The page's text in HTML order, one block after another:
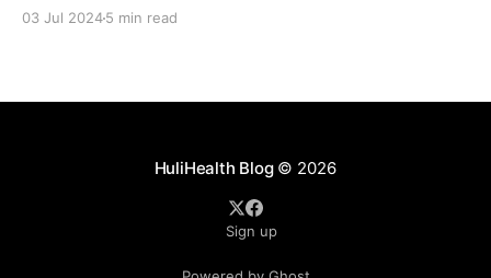
03 Jul 20245 min read
HuliHealth Blog© 2026
Sign up